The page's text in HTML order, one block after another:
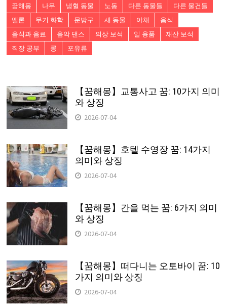
꿈해몽
나무 냉혈 동물 노동 다른 동물들
다른 물건들
멜론
무기 화학 문방구 새 동물 야채
음식
음식과 음료
음악 댄스 의상 보석 일 용품
재산 보석
직장 공부
콩 포유류
【꿈해몽】교통사고 꿈: 10가지 의미
와 상징
2026-07-04
【꿈해몽】호텔 수영장 꿈: 14가지
의미와 상징
2026-07-04
【꿈해몽】간을 먹는 꿈: 6가지 의미
와 상징
2026-07-04
【꿈해몽】떠다니는 오토바이 꿈: 10
가지 의미와 상징
2026-07-04